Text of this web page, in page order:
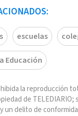
escuelas
Educación
la reproducción
de
un delito de